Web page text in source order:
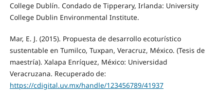
College Dublín. Condado de Tipperary, Irlanda: University
College Dublin Environmental Institute.
Mar, E. J. (2015). Propuesta de desarrollo ecoturístico
sustentable en Tumilco, Tuxpan, Veracruz, México. (Tesis de
maestría). Xalapa Enríquez, México: Universidad
Veracruzana. Recuperado de:
https://cdigital.uv.mx/handle/123456789/41937